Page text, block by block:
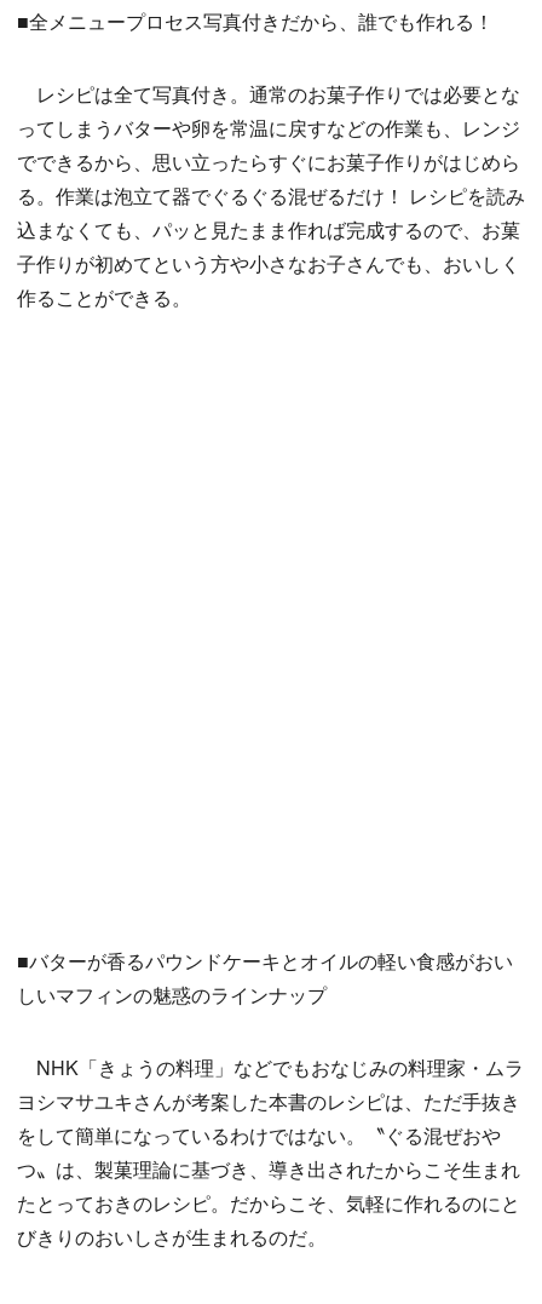
■全メニュープロセス写真付きだから、誰でも作れる！
レシピは全て写真付き。通常のお菓子作りでは必要とな
ってしまうバターや卵を常温に戻すなどの作業も、レンジ
でできるから、思い立ったらすぐにお菓子作りがはじめら
る。作業は泡立て器でぐるぐる混ぜるだけ！ レシピを読み
込まなくても、パッと見たまま作れば完成するので、お菓
子作りが初めてという方や小さなお子さんでも、おいしく
作ることができる。
■バターが香るパウンドケーキとオイルの軽い食感がおい
しいマフィンの魅惑のラインナップ
NHK「きょうの料理」などでもおなじみの料理家・ムラ
ヨシマサユキさんが考案した本書のレシピは、ただ手抜き
をして簡単になっているわけではない。〝ぐる混ぜおや
つ〟は、製菓理論に基づき、導き出されたからこそ生まれ
たとっておきのレシピ。だからこそ、気軽に作れるのにと
びきりのおいしさが生まれるのだ。